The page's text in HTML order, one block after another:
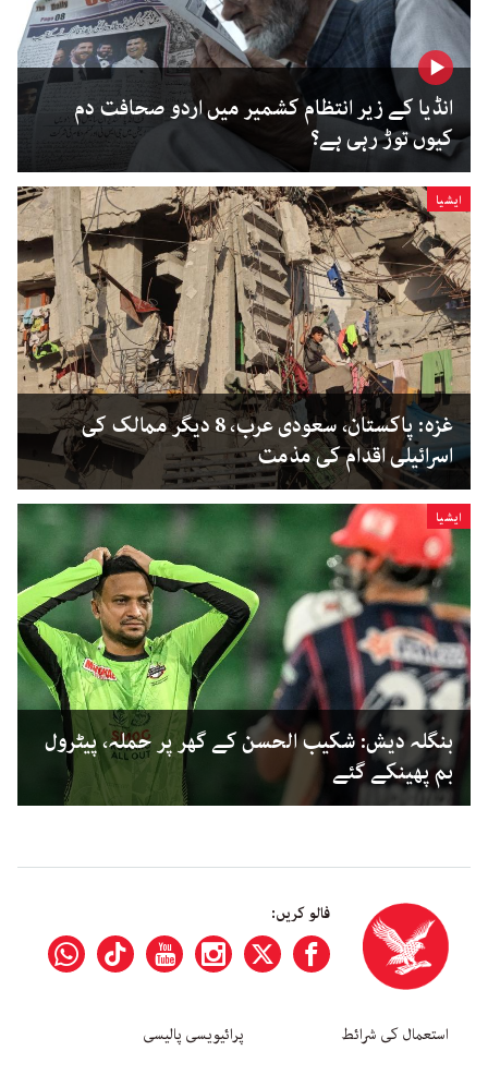
انڈیا کے زیر انتظام کشمیر میں اردو صحافت دم
کیوں توڑ رہی ہے؟
ایشیا
غزہ: پاکستان، سعودی عرب، 8 دیگر ممالک کی
اسرائیلی اقدام کی مذمت
ایشیا
بنگلہ دیش: شکیب الحسن کے گھر پر حملہ، پیٹرول
بم پھینکے گئے
فالو کریں:
استعمال کی شرائط پرائیویسی پالیسی